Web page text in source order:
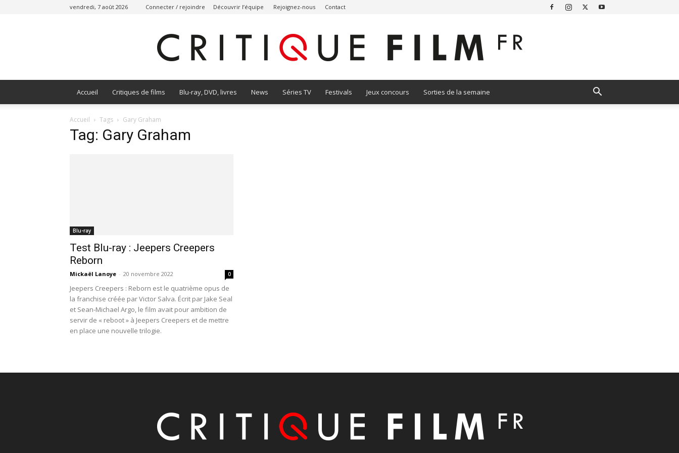
vendredi, 7 août 2026 Connecter / rejoindre Découvrir l’équipe Rejoignez-nous Contact
Accueil Critiques de films Blu-ray, DVD, livres News Séries TV Festivals Jeux concours Sorties de la semaine
Accueil Tags Gary Graham
Tag: Gary Graham
Blu-ray
Test Blu-ray : Jeepers Creepers
Reborn
Mickaël Lanoye - 20 novembre 2022 0
Jeepers Creepers : Reborn est le quatrième opus de
la franchise créée par Victor Salva. Écrit par Jake Seal
et Sean-Michael Argo, le film avait pour ambition de
servir de « reboot » à Jeepers Creepers et de mettre
en place une nouvelle trilogie.